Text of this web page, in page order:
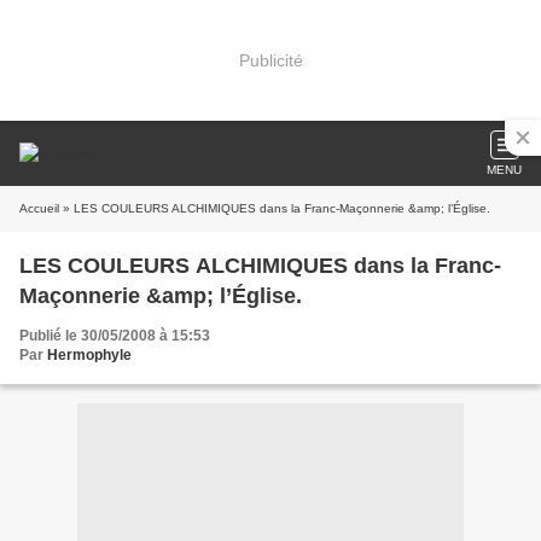
Publicité
MENU
Accueil » LES COULEURS ALCHIMIQUES dans la Franc-Maçonnerie &amp; l’Église.
LES COULEURS ALCHIMIQUES dans la Franc-
Maçonnerie &amp; l’Église.
Publié le 30/05/2008 à 15:53
Par Hermophyle